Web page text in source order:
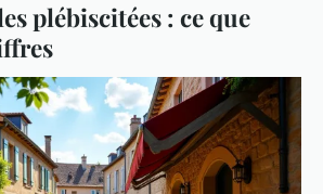
plébiscitées : ce que